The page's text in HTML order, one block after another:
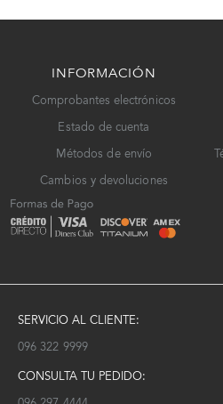
INFORMACIÓN
Comprobantes electrónicos
Estado de cuenta
Métodos de envío
Cambios y devoluciones
SERVICIO AL CLIENTE:
096 322 9999
CONSULTA TU PEDIDO: